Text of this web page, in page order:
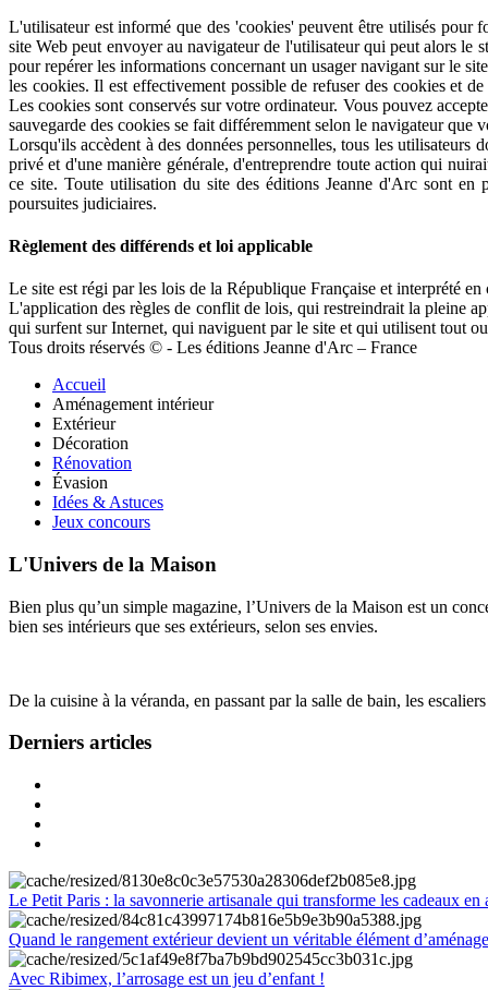
L'utilisateur est informé que des 'cookies' peuvent être utilisés
site Web peut envoyer au navigateur de l'utilisateur qui peut alors
pour repérer les informations concernant un usager navigant sur le
les cookies. Il est effectivement possible de refuser des cookies et
Les cookies sont conservés sur votre ordinateur. Vous pouvez
sauvegarde des cookies se fait différemment selon le navigateur que
Lorsqu'ils accèdent à des données personnelles, tous les
privé et d'une manière générale, d'entreprendre toute action qui
ce site. Toute utilisation du site des éditions Jeanne d'Arc sont en
poursuites judiciaires.
Règlement des différends et loi applicable
Le site est régi par les lois de la République Française et interprété
L'application des règles de conflit de lois, qui restreindrait la pleine
qui surfent sur Internet, qui naviguent par le site et qui utilisent tout
Tous droits réservés © - Les éditions Jeanne d'Arc – France
Accueil
Aménagement intérieur
Extérieur
Décoration
Rénovation
Évasion
Idées & Astuces
Jeux concours
L'Univers de la Maison
Bien plus qu’un simple magazine, l’Univers de la Maison est un
bien ses intérieurs que ses extérieurs, selon ses envies.
De la cuisine à la véranda, en passant par la salle de bain, les
Derniers articles
Le Petit Paris : la savonnerie artisanale qui transforme les cadeaux en
Quand le rangement extérieur devient un véritable élément
Avec Ribimex, l’arrosage est un jeu d’enfant !